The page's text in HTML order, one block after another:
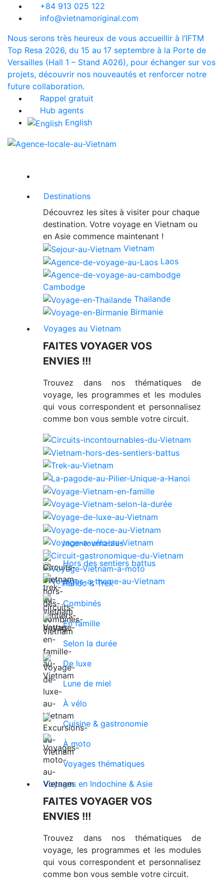
+84 913 025 122
info@vietnamoriginal.com
Nous serons très heureux de vous accueillir à l’IFTM
Top Resa 2026, du 15 au 17 septembre à la Porte de
Versailles (Hall 1 – Stand A026), pour échanger sur vos
projets, découvrir nos nouveautés et renforcer notre
future collaboration.
Rappel gratuit
Hub agents
English
Destinations
Découvrez les sites à visiter pour chaque
destination. Votre voyage en Vietnam ou
en Asie commence maintenant !
Vietnam
Laos
Cambodge
Thailande
Birmanie
Voyages au Vietnam
FAITES VOYAGER VOS
ENVIES !!!
Trouvez dans nos thématiques de
voyage, les programmes et les modules
qui vous correspondent et personnalisez
comme bon vous semble votre circuit.
Incontournables
Hors des sentiers battus
Rando & Trek
Combinés
En famille
Selon la durée
De luxe
Lune de miel
À vélo
Cuisine & gastronomie
À moto
Voyages thématiques
Voyages en Indochine & Asie
FAITES VOYAGER VOS
ENVIES !!!
Trouvez dans nos thématiques de
voyage, les programmes et les modules
qui vous correspondent et personnalisez
comme bon vous semble votre circuit.